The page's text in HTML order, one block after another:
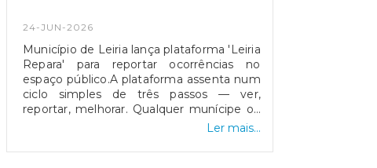
24-JUN-2026
Município de Leiria lança plataforma 'Leiria
Repara' para reportar ocorrências no
espaço público.A plataforma assenta num
ciclo simples de três passos — ver,
reportar, melhorar. Qualquer munícipe ou
turista pode marcar no mapa o local exato
anexar fotografias ou documentos e
Ler mais...